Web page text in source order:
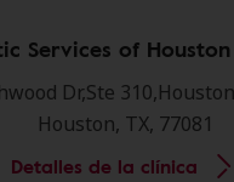
Services of
Dr,Ste
Houston, TX, 77081
Detalles de la clínica